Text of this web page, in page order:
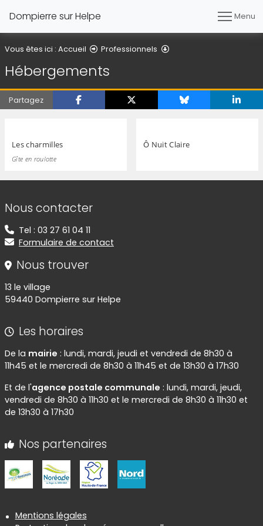
Dompierre sur Helpe Menu
Vous êtes ici : Accueil Professionnels
Hébergements
Partagez
Les charmilles
Gîte en roulotte
Ô Nuit Claire
Informations de contact
Nous contacter
Tel : 03 27 61 04 11
Formulaire de contact
Nous trouver
13 le village
59440 Dompierre sur Helpe
Les horaires
De la mairie : lundi, mardi, jeudi et vendredi de 8h30 à
11h45 et le mercredi de 8h30 à 11h45 et de 13h30 à 17h30
Et de l'agence postale communale : lundi, mardi, jeudi,
vendredi de 8h30 à 11h30 et le mercredi de 8h30 à 11h30 et
de 13h30 à 17h30
Nos partenaires
Informations réglementaires
Mentions légales